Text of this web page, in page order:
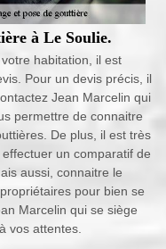
à Le Soulie.
habitation, il est
Pour un devis précis, il
Jean Marcelin qui
permettre de connaitre
De plus, il est très
un comparatif de
aussi, connaitre le
pour bien se
Marcelin qui se siège
vos attentes.